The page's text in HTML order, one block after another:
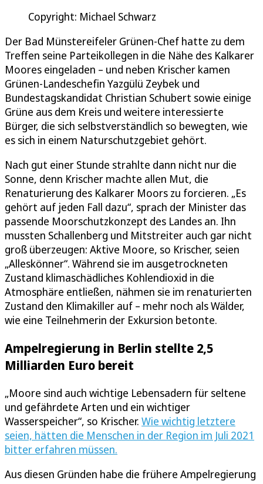
Copyright: Michael Schwarz
Der Bad Münstereifeler Grünen-Chef hatte zu dem
Treffen seine Parteikollegen in die Nähe des Kalkarer
Moores eingeladen – und neben Krischer kamen
Grünen-Landeschefin Yazgülü Zeybek und
Bundestagskandidat Christian Schubert sowie einige
Grüne aus dem Kreis und weitere interessierte
Bürger, die sich selbstverständlich so bewegten, wie
es sich in einem Naturschutzgebiet gehört.
Nach gut einer Stunde strahlte dann nicht nur die
Sonne, denn Krischer machte allen Mut, die
Renaturierung des Kalkarer Moors zu forcieren. „Es
gehört auf jeden Fall dazu“, sprach der Minister das
passende Moorschutzkonzept des Landes an. Ihn
mussten Schallenberg und Mitstreiter auch gar nicht
groß überzeugen: Aktive Moore, so Krischer, seien
„Alleskönner“. Während sie im ausgetrockneten
Zustand klimaschädliches Kohlendioxid in die
Atmosphäre entließen, nähmen sie im renaturierten
Zustand den Klimakiller auf – mehr noch als Wälder,
wie eine Teilnehmerin der Exkursion betonte.
Ampelregierung in Berlin stellte 2,5
Milliarden Euro bereit
„Moore sind auch wichtige Lebensadern für seltene
und gefährdete Arten und ein wichtiger
Wasserspeicher“, so Krischer. Wie wichtig letztere
seien, hätten die Menschen in der Region im Juli 2021
bitter erfahren müssen.
Aus diesen Gründen habe die frühere Ampelregierung